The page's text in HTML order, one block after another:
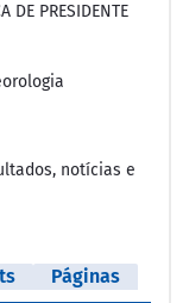
DE PRESIDENTE
notícias e
Páginas